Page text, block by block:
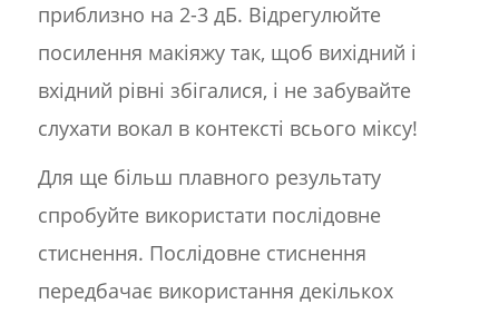
приблизно на 2-3 дБ. Відрегулюйте
посилення макіяжу так, щоб вихідний і
вхідний рівні збігалися, і не забувайте
слухати вокал в контексті всього міксу!
Для ще більш плавного результату
спробуйте використати послідовне
стиснення. Послідовне стиснення
передбачає використання декількох